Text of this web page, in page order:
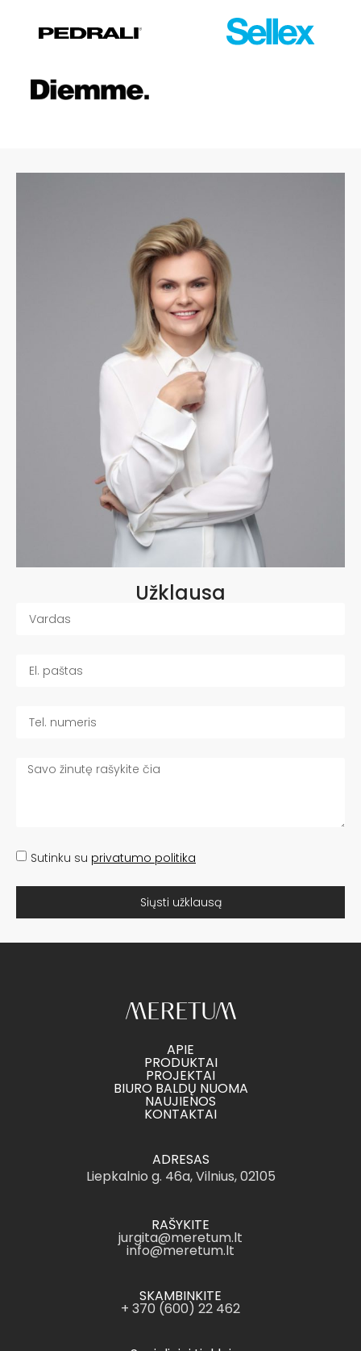
Užklausa
Sutinku su privatumo politika
Siųsti užklausą
APIE
PRODUKTAI
PROJEKTAI
BIURO BALDŲ NUOMA
NAUJIENOS
KONTAKTAI
ADRESAS
Liepkalnio g. 46a, Vilnius, 02105
RAŠYKITE
jurgita@meretum.lt
info@meretum.lt
SKAMBINKITE
+ 370 (600) 22 462